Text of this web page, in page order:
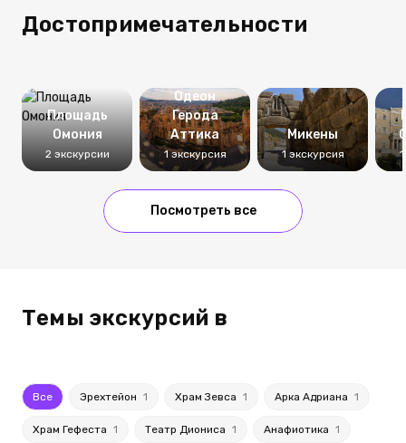
Достопримечательности
Площадь
Омония
2 экскурсии
Одеон
Герода
Аттика
1 экскурсия
Микены
1 экскурсия
Посмотреть все
Темы экскурсий в
Все Эрехтейон 1 Храм Зевса 1 Арка Адриана 1
Храм Гефеста 1 Театр Диониса 1 Анафиотика 1